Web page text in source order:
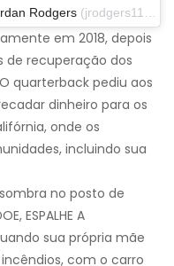
Rodgers (jrodgers11) em 29 de setembro de 2019 às 13h07 PDT
em 2018, depois
de recuperação dos
quarterback pediu aos
dinheiro para os
onde os
incluindo sua
no posto de
ESPALHE A
quando sua própria mãe
com o carro